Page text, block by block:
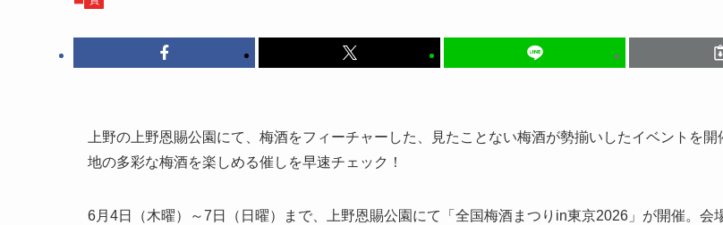
上野の上野恩賜公園にて、梅酒をフィーチャーした、見たことない梅酒が勢揃いしたイベントを開
地の多彩な梅酒を楽しめる催しを早速チェック！
6月4日（木曜）～7日（日曜）まで、上野恩賜公園にて「全国梅酒まつりin東京2026」が開催。会